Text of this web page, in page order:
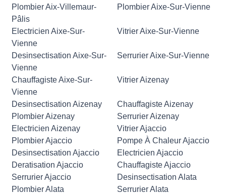
Plombier Aix-Villemaur-
Pâlis
Plombier Aixe-Sur-Vienne
Electricien Aixe-Sur-
Vienne
Vitrier Aixe-Sur-Vienne
Desinsectisation Aixe-Sur-
Vienne
Serrurier Aixe-Sur-Vienne
Chauffagiste Aixe-Sur-
Vienne
Vitrier Aizenay
Desinsectisation Aizenay
Chauffagiste Aizenay
Plombier Aizenay
Serrurier Aizenay
Electricien Aizenay
Vitrier Ajaccio
Plombier Ajaccio
Pompe À Chaleur Ajaccio
Desinsectisation Ajaccio
Electricien Ajaccio
Deratisation Ajaccio
Chauffagiste Ajaccio
Serrurier Ajaccio
Desinsectisation Alata
Plombier Alata
Serrurier Alata